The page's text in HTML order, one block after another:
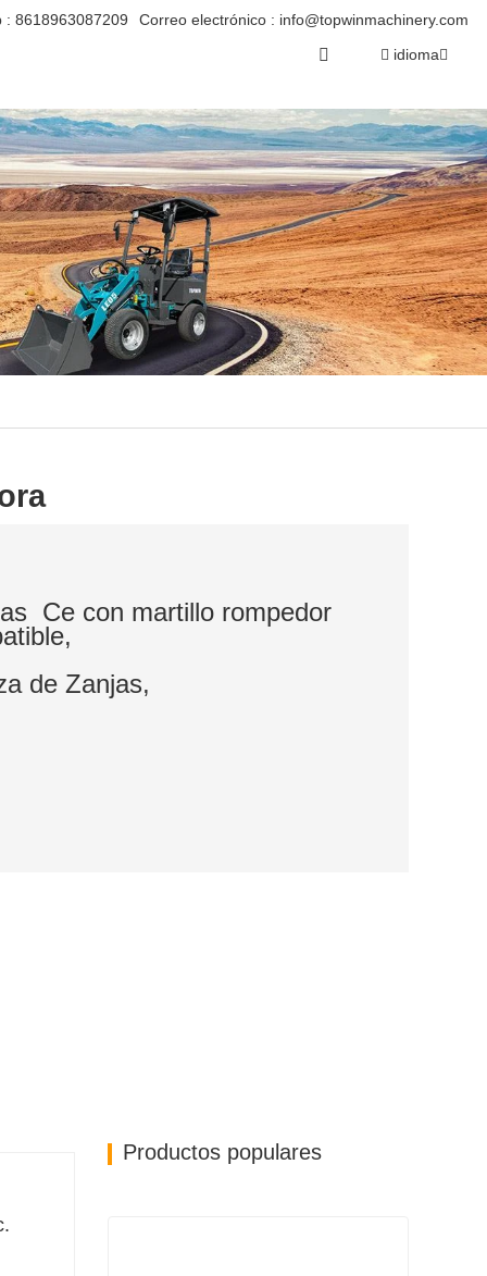
: 8618963087209 Correo electrónico : info@topwinmachinery.com
idioma
Ce con martillo rompedor
de Zanjas,
Productos populares